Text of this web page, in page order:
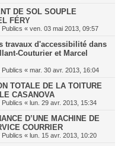
DE SOL SOUPLE
FÉRY
« ven. 03 mai 2013, 09:57
travaux d'accessibilité dans
Couturier et Marcel
« mar. 30 avr. 2013, 16:04
TOTALE DE LA TOITURE
CASANOVA
« lun. 29 avr. 2013, 15:34
D’UNE MACHINE DE
COURRIER
« lun. 15 avr. 2013, 10:20